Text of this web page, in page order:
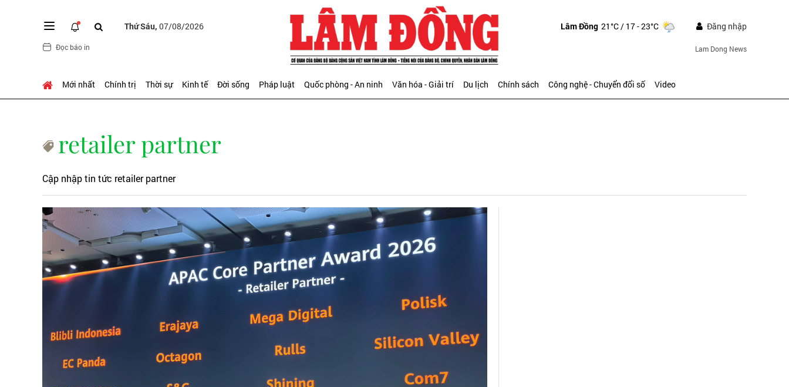
Thứ Sáu, 07/08/2026
Đọc báo in
Lâm Đồng 21°C/ 17 - 23°C Đăng nhập
Lam Dong News
Mới nhất Chính trị Thời sự Kinh tế Đời sống Pháp luật Quốc phòng - An ninh Văn hóa - Giải trí Du lịch Chính sách Công nghệ - Chuyển đổi số Video
retailer partner
Cập nhập tin tức retailer partner